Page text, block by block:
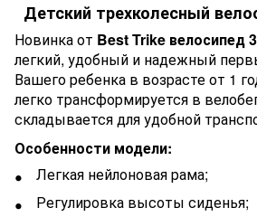
Детский трехколесный
Новинка от Best Trike велосипед
легкий, удобный и надежный
Вашего ребенка в возрасте от 1
легко трансформируется в
складывается для удобной
Особенности модели:
Легкая нейлоновая рама;
Регулировка высоты сиденья;